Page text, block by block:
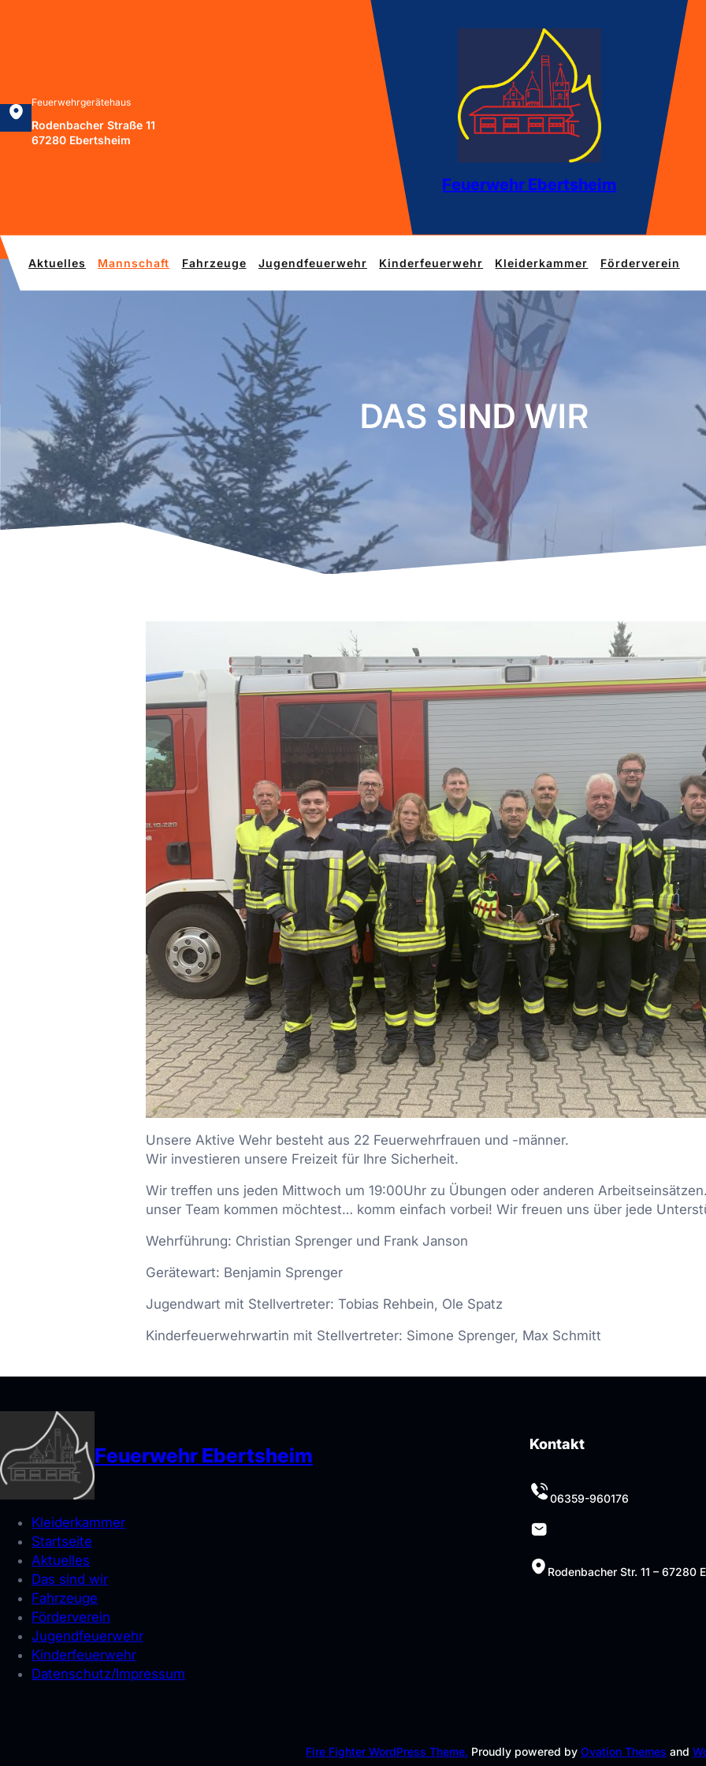
Feuerwehrgerätehaus
Rodenbacher Straße 11
67280 Ebertsheim
Feuerwehr Ebertsheim
Aktuelles Mannschaft Fahrzeuge Jugendfeuerwehr Kinderfeuerwehr Kleiderkammer Förderverein
DAS SIND WIR
Unsere Aktive Wehr besteht aus 22 Feuerwehrfrauen und -männer.
Wir investieren unsere Freizeit für Ihre Sicherheit.
Wir treffen uns jeden Mittwoch um 19:00Uhr zu Übungen oder anderen
unser Team kommen möchtest… komm einfach vorbei! Wir freuen uns über jede
Wehrführung: Christian Sprenger und Frank Janson
Gerätewart: Benjamin Sprenger
Jugendwart mit Stellvertreter: Tobias Rehbein, Ole Spatz
Kinderfeuerwehrwartin mit Stellvertreter: Simone Sprenger, Max Schmitt
Feuerwehr Ebertsheim
Kleiderkammer
Startseite
Aktuelles
Das sind wir
Fahrzeuge
Förderverein
Jugendfeuerwehr
Kinderfeuerwehr
Datenschutz/Impressum
Kontakt
06359-960176
Rodenbacher Str. 11 – 67280
Fire Fighter WordPress Theme. Proudly powered by Ovation Themes and